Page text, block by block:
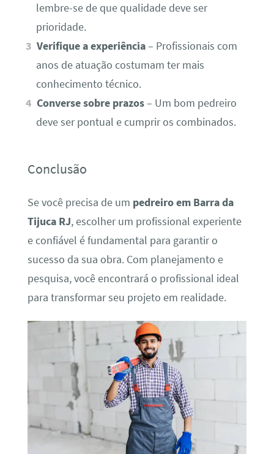
lembre-se de que qualidade deve ser
prioridade.
Verifique a experiência– Profissionais com
anos de atuação costumam ter mais
conhecimento técnico.
Converse sobre prazos– Um bom pedreiro
deve ser pontual e cumprir os combinados.
Conclusão
Se você precisa de um pedreiro em Barra da
Tijuca RJ, escolher um profissional experiente
e confiável é fundamental para garantir o
sucesso da sua obra. Com planejamento e
pesquisa, você encontrará o profissional ideal
para transformar seu projeto em realidade.